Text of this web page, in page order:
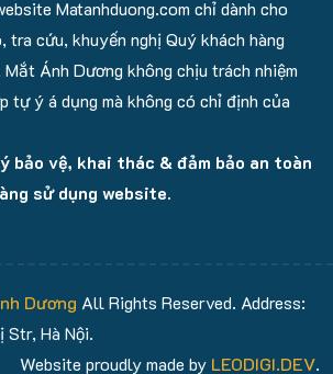
Matanhduong.com chỉ dành cho
tra cứu, khuyến nghị Quý khách hàng
Ánh Dương không chịu trách nhiệm
tự ý á dụng mà không có chỉ định của
bảo vệ, khai thác & đảm bảo an toàn
sử dụng website.
Dương All Rights Reserved. Address:
Str, Hà Nội.
Website proudly made by LEODIGI.DEV.